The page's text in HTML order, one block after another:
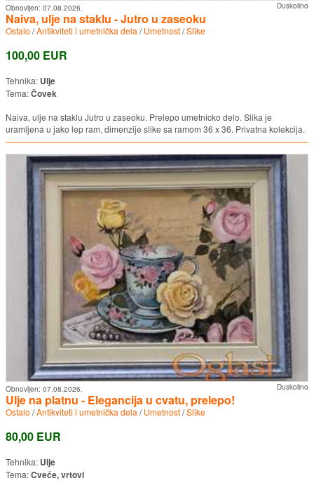
Duskolino
Obnovljen: 07.08.2026.
Naiva, ulje na staklu - Jutro u zaseoku
Ostalo /Antikviteti i umetnička dela /Umetnost/Slike
100,00 EUR
Tehnika: Ulje
Tema:Čovek
Naiva, ulje na staklu Jutro u zaseoku. Prelepo umetnicko delo. Slika je
uramljena u jako lep ram, dimenzije slike sa ramom 36 x 36. Privatna kolekcija.
Duskolino
Obnovljen: 07.08.2026.
Ulje na platnu - Elegancija u cvatu, prelepo!
Ostalo /Antikviteti i umetnička dela /Umetnost/Slike
80,00 EUR
Tehnika: Ulje
Tema:Cveće, vrtovi